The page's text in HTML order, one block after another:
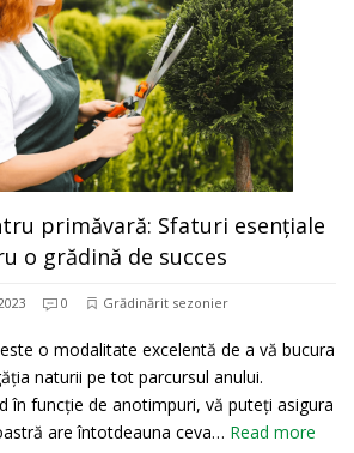
primăvară: Sfaturi esențiale
o grădină de succes
0 Grădinărit sezonier
o modalitate excelentă de a vă bucura
naturii pe tot parcursul anului.
în funcție de anotimpuri, vă puteți asigura
are întotdeauna ceva… Read more